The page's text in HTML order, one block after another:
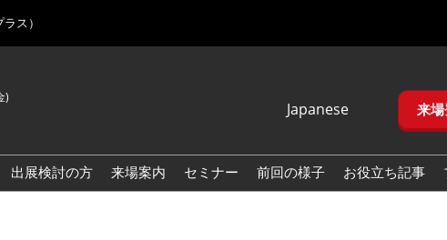
ス）
)
Japanese
English
Korean (Naver
来場
出展検討の方 来場案内 セミナー 前回の様子 お役立ち記事